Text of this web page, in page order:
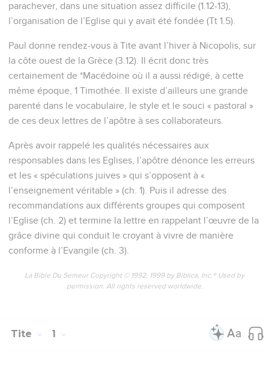
parachever, dans une situation assez difficile (1.12-13),
l’organisation de l’Eglise qui y avait été fondée (Tt 1.5).
Paul donne rendez-vous à Tite avant l’hiver à Nicopolis, sur
la côte ouest de la Grèce (3.12). Il écrit donc très
certainement de *Macédoine où il a aussi rédigé, à cette
même époque, 1 Timothée. Il existe d’ailleurs une grande
parenté dans le vocabulaire, le style et le souci « pastoral »
de ces deux lettres de l’apôtre à ses collaborateurs.
Après avoir rappelé les qualités nécessaires aux
responsables dans les Eglises, l’apôtre dénonce les erreurs
et les « spéculations juives » qui s’opposent à «
l’enseignement véritable » (ch. 1). Puis il adresse des
recommandations aux différents groupes qui composent
l’Eglise (ch. 2) et termine la lettre en rappelant l’œuvre de la
grâce divine qui conduit le croyant à vivre de manière
conforme à l’Evangile (ch. 3).
La Bible Du Semeur Copyright © 1992, 1999 by Biblica, Inc.® Used by
permission. All rights reserved worldwide.
Tite 1